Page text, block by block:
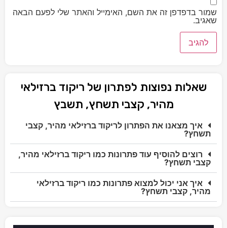
שמור בדפדפן זה את השם, האימייל והאתר שלי לפעם הבאה
שאגיב.
שאלות נפוצות לפתרון של ריקוד ברזילאי
מהיר, קצבי תשחץ, תשבץ
איך מצאנו את הפתרון לריקוד ברזילאי מהיר, קצבי
תשחץ?
רוצים להוסיף עוד פתרונות כמו ריקוד ברזילאי מהיר,
קצבי תשחץ?
איך אני יכול למצוא פתרונות כמו ריקוד ברזילאי
מהיר, קצבי תשחץ?